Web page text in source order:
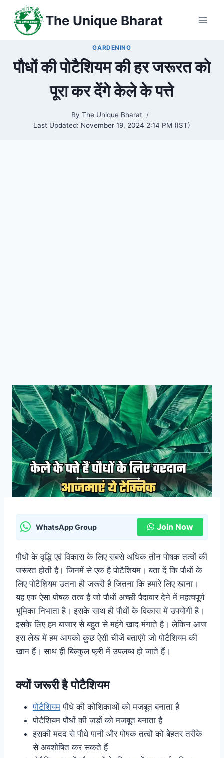
content
The Unique Bharat
GARDENING
पौधों की पोटैशियम की हर जरूरत को
पूरा कर देंगे केले के पत्ते
By The Unique Bharat
Last Updated: November 19, 2024 2:14 PM (IST)
WhatsApp Group Join Now
पौधों के वृद्धि एवं विकास के लिए सबसे अधिक तीन पोषक तत्वों की
जरूरत होती है। जिनमें से एक है पोटैशियम। बता दें कि पौधों के
लिए पोटैशियम उतना ही जरूरी है जितना कि हमारे लिए खाना।
यह एक ऐसा पोषक तत्व है जो पौधों अच्छी पैदावार देने में महत्वपूर्ण
भूमिका निभाता है। इसके साथ ही पौधों के विकास में उपयोगी है।
इसके लिए हम बाजार से बहुत से महंगे खाद मंगाते है। लेकिन आज
इस लेख में हम आपको कुछ ऐसी चीजें बताएंगे जो पोटैशियम की
खान हैं। साथ ही बिल्कुल फ्री में उपलब्ध हो जाते हैं।
क्यों जरूरी है पोटैशियम
पोटैशियम पौधे की कोशिकाओं को मजबूत बनाता है
पोटैशियम पौधों की जड़ों को मजबूत बनाता है
इसकी मदद से पौधे पानी और पोषक तत्वों को बेहतर तरीके
से अवशोषित कर सकते हैं